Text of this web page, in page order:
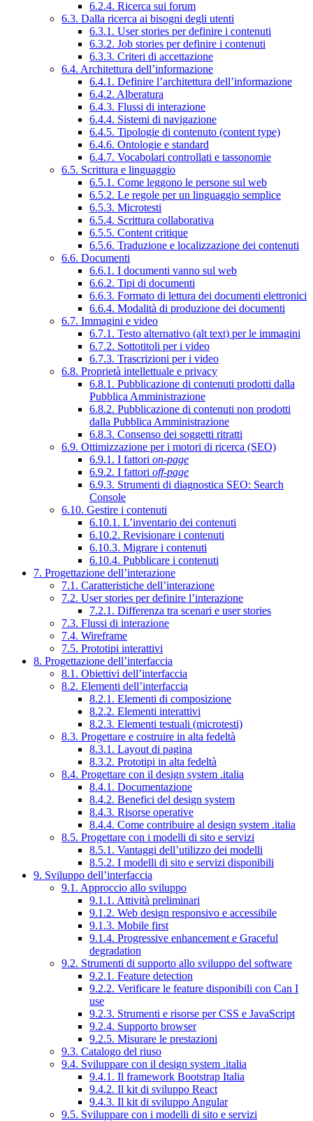
6.2.4. Ricerca sui forum
6.3. Dalla ricerca ai bisogni degli utenti
6.3.1. User stories per definire i contenuti
6.3.2. Job stories per definire i contenuti
6.3.3. Criteri di accettazione
6.4. Architettura dell’informazione
6.4.1. Definire l’architettura dell’informazione
6.4.2. Alberatura
6.4.3. Flussi di interazione
6.4.4. Sistemi di navigazione
6.4.5. Tipologie di contenuto (content type)
6.4.6. Ontologie e standard
6.4.7. Vocabolari controllati e tassonomie
6.5. Scrittura e linguaggio
6.5.1. Come leggono le persone sul web
6.5.2. Le regole per un linguaggio semplice
6.5.3. Microtesti
6.5.4. Scrittura collaborativa
6.5.5. Content critique
6.5.6. Traduzione e localizzazione dei contenuti
6.6. Documenti
6.6.1. I documenti vanno sul web
6.6.2. Tipi di documenti
6.6.3. Formato di lettura dei documenti elettronici
6.6.4. Modalità di produzione dei documenti
6.7. Immagini e video
6.7.1. Testo alternativo (alt text) per le immagini
6.7.2. Sottotitoli per i video
6.7.3. Trascrizioni per i video
6.8. Proprietà intellettuale e privacy
6.8.1. Pubblicazione di contenuti prodotti dalla
Pubblica Amministrazione
6.8.2. Pubblicazione di contenuti non prodotti
dalla Pubblica Amministrazione
6.8.3. Consenso dei soggetti ritratti
6.9. Ottimizzazione per i motori di ricerca (SEO)
6.9.1. I fattori on-page
6.9.2. I fattori off-page
6.9.3. Strumenti di diagnostica SEO: Search
Console
6.10. Gestire i contenuti
6.10.1. L’inventario dei contenuti
6.10.2. Revisionare i contenuti
6.10.3. Migrare i contenuti
6.10.4. Pubblicare i contenuti
7. Progettazione dell’interazione
7.1. Caratteristiche dell’interazione
7.2. User stories per definire l’interazione
7.2.1. Differenza tra scenari e user stories
7.3. Flussi di interazione
7.4. Wireframe
7.5. Prototipi interattivi
8. Progettazione dell’interfaccia
8.1. Obiettivi dell’interfaccia
8.2. Elementi dell’interfaccia
8.2.1. Elementi di composizione
8.2.2. Elementi interattivi
8.2.3. Elementi testuali (microtesti)
8.3. Progettare e costruire in alta fedeltà
8.3.1. Layout di pagina
8.3.2. Prototipi in alta fedeltà
8.4. Progettare con il design system .italia
8.4.1. Documentazione
8.4.2. Benefici del design system
8.4.3. Risorse operative
8.4.4. Come contribuire al design system .italia
8.5. Progettare con i modelli di sito e servizi
8.5.1. Vantaggi dell’utilizzo dei modelli
8.5.2. I modelli di sito e servizi disponibili
9. Sviluppo dell’interfaccia
9.1. Approccio allo sviluppo
9.1.1. Attività preliminari
9.1.2. Web design responsivo e accessibile
9.1.3. Mobile first
9.1.4. Progressive enhancement e Graceful
degradation
9.2. Strumenti di supporto allo sviluppo del software
9.2.1. Feature detection
9.2.2. Verificare le feature disponibili con Can I
use
9.2.3. Strumenti e risorse per CSS e JavaScript
9.2.4. Supporto browser
9.2.5. Misurare le prestazioni
9.3. Catalogo del riuso
9.4. Sviluppare con il design system .italia
9.4.1. Il framework Bootstrap Italia
9.4.2. Il kit di sviluppo React
9.4.3. Il kit di sviluppo Angular
9.5. Sviluppare con i modelli di sito e servizi